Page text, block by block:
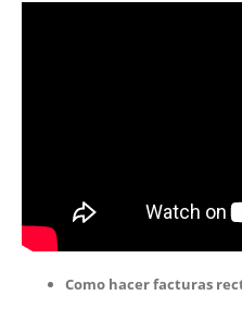
Como hacer facturas